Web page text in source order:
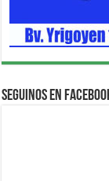
Seguinos en